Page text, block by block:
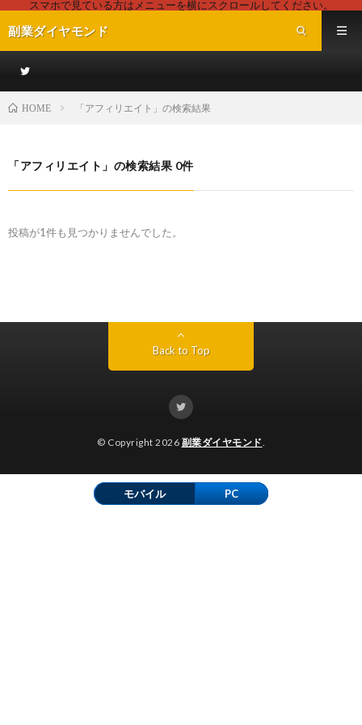
スマホで見ている方はメニューを横にスクロールしてください。
副業ダイヤモンド
HOME 「アフィリエイト」の検索結果
「アフィリエイト」の検索結果 0件
投稿が1件も見つかりませんでした。
Back to Top
© Copyright 2026 副業ダイヤモンド.
モバイル PC